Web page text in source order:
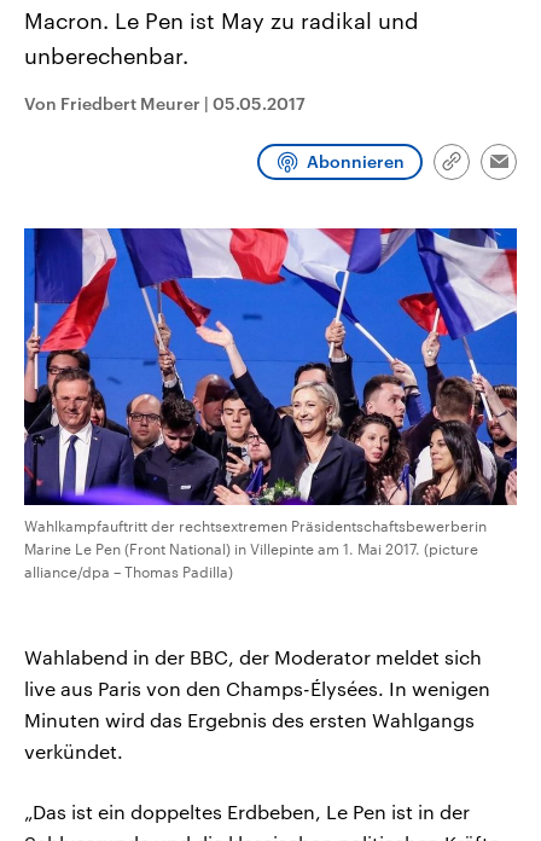
und Hintergründe zu den Parteien
und Kandidaten der anstehenden
Wahl.
Sendungen Programm Podcasts
Macron. Le Pen ist May zu radikal und
unberechenbar.
Von Friedbert Meurer | 05.05.2017
Abonnieren
Link
Wahlkampfauftritt der rechtsextremen Präsidentschaftsbewerberin
Marine Le Pen (Front National) in Villepinte am 1. Mai 2017. (picture
alliance/dpa – Thomas Padilla)
Wahlabend in der BBC, der Moderator meldet sich
live aus Paris von den Champs-Élysées. In wenigen
Minuten wird das Ergebnis des ersten Wahlgangs
verkündet.
„Das ist ein doppeltes Erdbeben, Le Pen ist in der